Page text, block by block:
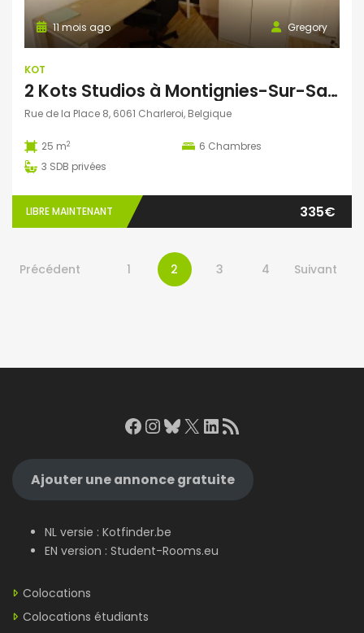
Gregory
11 mois ago
KOT
2 Kots Studios à Montignies-Sur-Sambre
Rue de la Place 8, 6061 Charleroi, Belgique
25 m2 6 Chambres
3 SDB privées
LIBRE MAINTENANT 335€
Précédent 1 2 3 4 Suivant
Facebook
Instagram
Bluesky
X LinkedIn
RSS Feed
Ajouter une annonce gratuite
NL versie : Kotfinder.be
EN version : Student-Rooms.eu
Colocations
Colocations étudiants